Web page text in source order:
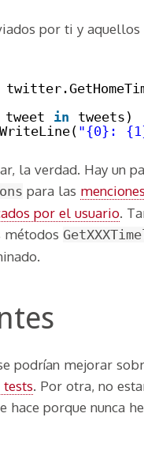
por ti y
tweet in
tweets)
"{0}:
la verdad. Hay un
para las menciones
por el usuario.
métodos
podrían mejorar
. Por otra, no
hace porque nunca